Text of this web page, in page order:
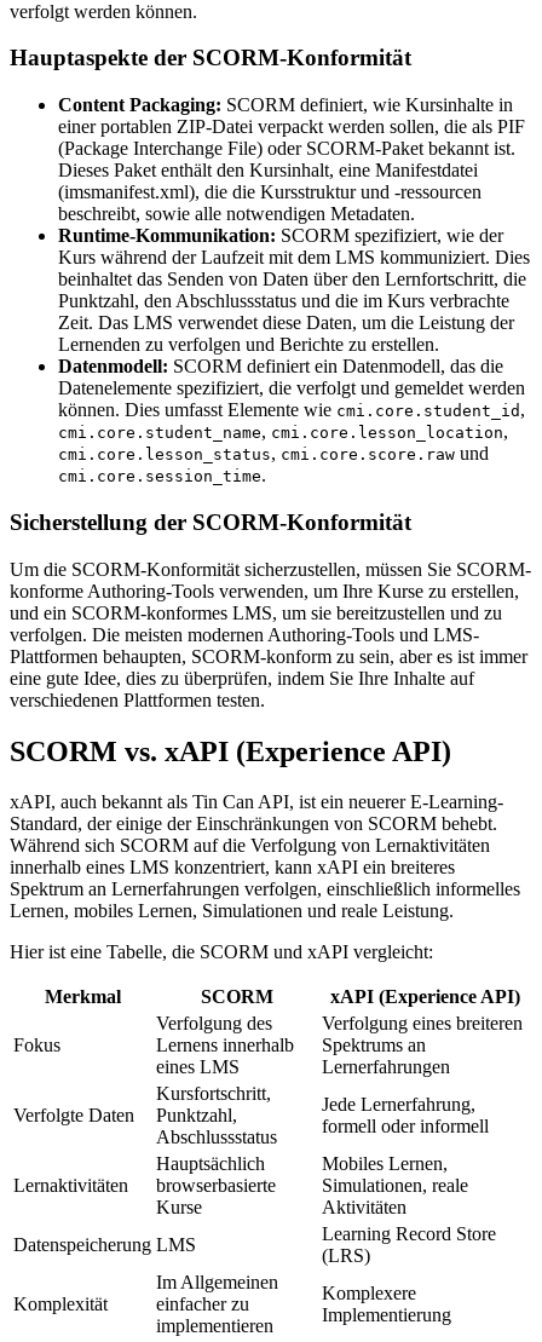
verfolgt werden können.
Hauptaspekte der SCORM-Konformität
Content Packaging: SCORM definiert, wie Kursinhalte in
einer portablen ZIP-Datei verpackt werden sollen, die als PIF
(Package Interchange File) oder SCORM-Paket bekannt ist.
Dieses Paket enthält den Kursinhalt, eine Manifestdatei
(imsmanifest.xml), die die Kursstruktur und -ressourcen
beschreibt, sowie alle notwendigen Metadaten.
Runtime-Kommunikation: SCORM spezifiziert, wie der
Kurs während der Laufzeit mit dem LMS kommuniziert. Dies
beinhaltet das Senden von Daten über den Lernfortschritt, die
Punktzahl, den Abschlussstatus und die im Kurs verbrachte
Zeit. Das LMS verwendet diese Daten, um die Leistung der
Lernenden zu verfolgen und Berichte zu erstellen.
Datenmodell: SCORM definiert ein Datenmodell, das die
Datenelemente spezifiziert, die verfolgt und gemeldet werden
können. Dies umfasst Elemente wie cmi.core.student_id ,
cmi.core.student_name, cmi.core.lesson_location,
cmi.core.lesson_status, cmi.core.score.raw und
cmi.core.session_time.
Sicherstellung der SCORM-Konformität
Um die SCORM-Konformität sicherzustellen, müssen Sie SCORM-
konforme Authoring-Tools verwenden, um Ihre Kurse zu erstellen,
und ein SCORM-konformes LMS, um sie bereitzustellen und zu
verfolgen. Die meisten modernen Authoring-Tools und LMS-
Plattformen behaupten, SCORM-konform zu sein, aber es ist immer
eine gute Idee, dies zu überprüfen, indem Sie Ihre Inhalte auf
verschiedenen Plattformen testen.
SCORM vs. xAPI (Experience API)
xAPI, auch bekannt als Tin Can API, ist ein neuerer E-Learning-
Standard, der einige der Einschränkungen von SCORM behebt.
Während sich SCORM auf die Verfolgung von Lernaktivitäten
innerhalb eines LMS konzentriert, kann xAPI ein breiteres
Spektrum an Lernerfahrungen verfolgen, einschließlich informelles
Lernen, mobiles Lernen, Simulationen und reale Leistung.
Hier ist eine Tabelle, die SCORM und xAPI vergleicht:
Merkmal SCORM xAPI (Experience API)
Fokus
Verfolgung des
Lernens innerhalb
eines LMS
Verfolgung eines breiteren
Spektrums an
Lernerfahrungen
Verfolgte Daten
Kursfortschritt,
Punktzahl,
Abschlussstatus
Jede Lernerfahrung,
formell oder informell
Lernaktivitäten
Hauptsächlich
browserbasierte
Kurse
Mobiles Lernen,
Simulationen, reale
Aktivitäten
Datenspeicherung LMS
Learning Record Store
(LRS)
Komplexität
Im Allgemeinen
einfacher zu
implementieren
Komplexere
Implementierung